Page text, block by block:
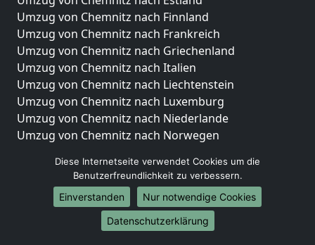
Umzug von Chemnitz nach Finnland
Umzug von Chemnitz nach Frankreich
Umzug von Chemnitz nach Griechenland
Umzug von Chemnitz nach Italien
Umzug von Chemnitz nach Liechtenstein
Umzug von Chemnitz nach Luxemburg
Umzug von Chemnitz nach Niederlande
Umzug von Chemnitz nach Norwegen
Umzüge-Deutschlandweit
Umzug von Chemnitz nach Berlin
Umzug von Chemnitz nach Hamburg
Umzug von Chemnitz nach München
Diese Internetseite verwendet Cookies um die
Benutzerfreundlichkeit zu verbessern.
Einverstanden
Nur notwendige Cookies
Datenschutzerklärung